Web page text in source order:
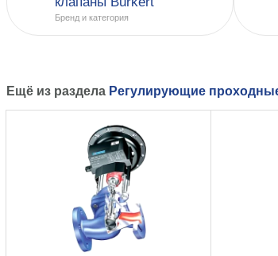
Бренд и категория
Ещё из раздела Регулирующие